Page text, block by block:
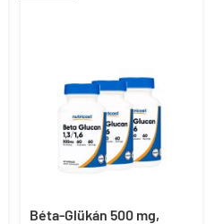
Béta-Glükán 500 mg,